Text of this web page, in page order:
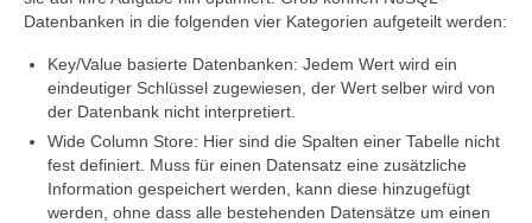
Datenbanken in die folgenden vier Kategorien aufgeteilt werden:
Key/Value basierte Datenbanken: Jedem Wert wird ein
eindeutiger Schlüssel zugewiesen, der Wert selber wird von
der Datenbank nicht interpretiert.
Wide Column Store: Hier sind die Spalten einer Tabelle nicht
fest definiert. Muss für einen Datensatz eine zusätzliche
Information gespeichert werden, kann diese hinzugefügt
werden, ohne dass alle bestehenden Datensätze um einen